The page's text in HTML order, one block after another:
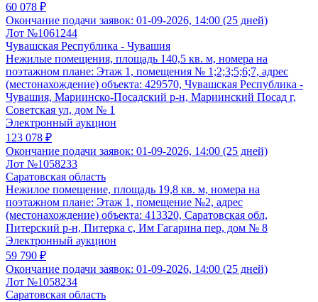
60 078 ₽
Окончание подачи заявок: 01-09-2026, 14:00 (25 дней)
Лот №1061244
Чувашская Республика - Чувашия
Нежилые помещения, площадь 140,5 кв. м, номера на
поэтажном плане: Этаж 1, помещения № 1;2;3;5;6;7, адрес
(местонахождение) объекта: 429570, Чувашская Республика -
Чувашия, Мариинско-Посадский р-н, Мариинский Посад г,
Советская ул, дом № 1
Электронный аукцион
123 078 ₽
Окончание подачи заявок: 01-09-2026, 14:00 (25 дней)
Лот №1058233
Саратовская область
Нежилое помещение, площадь 19,8 кв. м, номера на
поэтажном плане: Этаж 1, помещение №2, адрес
(местонахождение) объекта: 413320, Саратовская обл,
Питерский р-н, Питерка с, Им Гагарина пер, дом № 8
Электронный аукцион
59 790 ₽
Окончание подачи заявок: 01-09-2026, 14:00 (25 дней)
Лот №1058234
Саратовская область